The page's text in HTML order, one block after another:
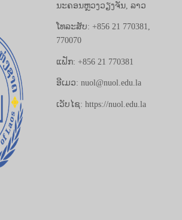
ນະຄອນຫຼວງວຽງຈັນ, ລາວ
ໂທລະສັບ: +856 21 770381,
770070
ແຟັກ: +856 21 770381
ອີເມວ: nuol@nuol.edu.la
ເວັບໄຊ: https://nuol.edu.la